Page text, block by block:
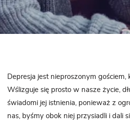
Depresja jest nieproszonym
Wślizguje się prosto w nasze życie,
świadomi jej istnienia, ponieważ z
nas, byśmy obok niej przysiadli i dali